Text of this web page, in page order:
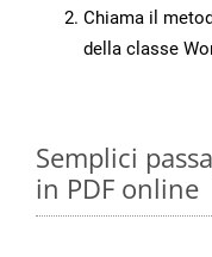
Chiama il
della classe
Semplici
in PDF online